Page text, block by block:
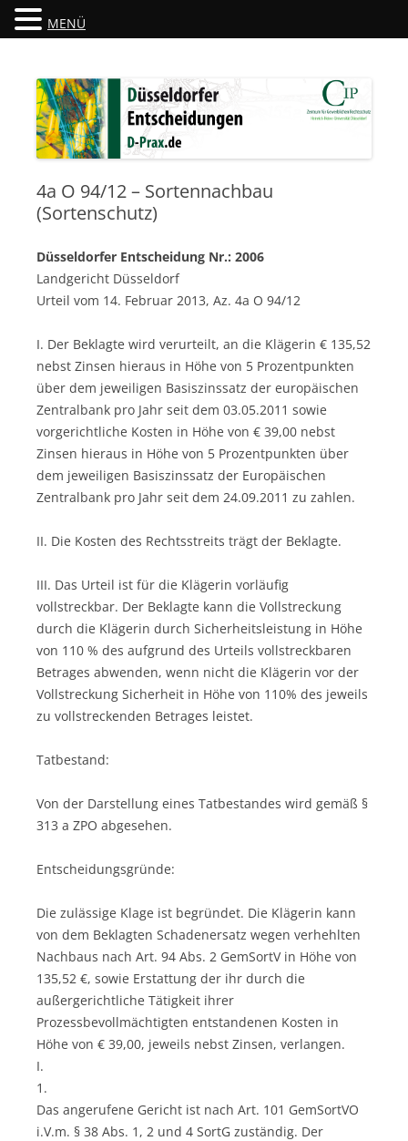
Düsseldorfer Entscheidungen
4a O 94/12 – Sortennachbau
(Sortenschutz)
Düsseldorfer Entscheidung Nr.: 2006
Landgericht Düsseldorf
Urteil vom 14. Februar 2013, Az. 4a O 94/12
I. Der Beklagte wird verurteilt, an die Klägerin € 135,52
nebst Zinsen hieraus in Höhe von 5 Prozentpunkten
über dem jeweiligen Basiszinssatz der europäischen
Zentralbank pro Jahr seit dem 03.05.2011 sowie
vorgerichtliche Kosten in Höhe von € 39,00 nebst
Zinsen hieraus in Höhe von 5 Prozentpunkten über
dem jeweiligen Basiszinssatz der Europäischen
Zentralbank pro Jahr seit dem 24.09.2011 zu zahlen.
II. Die Kosten des Rechtsstreits trägt der Beklagte.
III. Das Urteil ist für die Klägerin vorläufig
vollstreckbar. Der Beklagte kann die Vollstreckung
durch die Klägerin durch Sicherheitsleistung in Höhe
von 110 % des aufgrund des Urteils vollstreckbaren
Betrages abwenden, wenn nicht die Klägerin vor der
Vollstreckung Sicherheit in Höhe von 110% des jeweils
zu vollstreckenden Betrages leistet.
Tatbestand:
Von der Darstellung eines Tatbestandes wird gemäß §
313 a ZPO abgesehen.
Entscheidungsgründe:
Die zulässige Klage ist begründet. Die Klägerin kann
von dem Beklagten Schadenersatz wegen verhehlten
Nachbaus nach Art. 94 Abs. 2 GemSortV in Höhe von
135,52 €, sowie Erstattung der ihr durch die
außergerichtliche Tätigkeit ihrer
Prozessbevollmächtigten entstandenen Kosten in
Höhe von € 39,00, jeweils nebst Zinsen, verlangen.
I.
1.
Das angerufene Gericht ist nach Art. 101 GemSortVO
i.V.m. § 38 Abs. 1, 2 und 4 SortG zuständig. Der
MENÜ